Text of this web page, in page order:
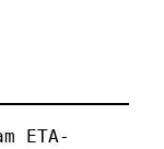
ETA-